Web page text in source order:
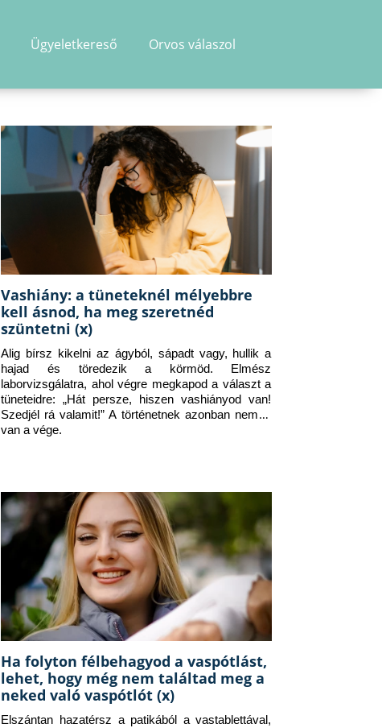
Ügyeletkereső Orvos válaszol
Vashiány: a tüneteknél mélyebbre
kell ásnod, ha meg szeretnéd
szüntetni (x)
Alig bírsz kikelni az ágyból, sápadt vagy, hullik a
hajad és töredezik a körmöd. Elmész
laborvizsgálatra, ahol végre megkapod a választ a
tüneteidre: „Hát persze, hiszen vashiányod van!
Szedjél rá valamit!” A történetnek azonban nem itt
van a vége.
Ha folyton félbehagyod a vaspótlást,
lehet, hogy még nem találtad meg a
neked való vaspótlót (x)
Elszántan hazatérsz a patikából a vastablettával,